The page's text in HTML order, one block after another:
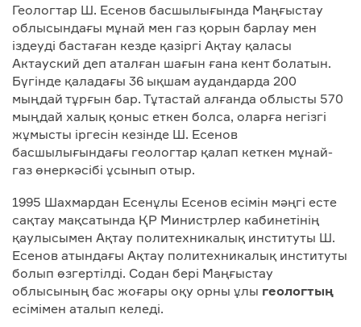
Геологтар Ш. Есенов басшылығында Маңғыстау
облысындағы мұнай мен газ қорын барлау мен
іздеуді бастаған кезде қазіргі Ақтау қаласы
Актауский деп аталған шағын ғана кент болатын.
Бүгінде қаладағы 36 ықшам аудандарда 200
мыңдай тұрғын бар. Тұтастай алғанда облысты 570
мыңдай халық қоныс еткен болса, оларға негізгі
жұмысты іргесін кезінде Ш. Есенов
басшылығындағы геологтар қалап кеткен мұнай-
газ өнеркәсібі ұсынып отыр.
1995 Шахмардан Есенұлы Есенов есімін мәңгі есте
сақтау мақсатында ҚР Министрлер кабинетінің
қаулысымен Ақтау политехникалық институты Ш.
Есенов атындағы Ақтау политехникалық институты
болып өзгертілді. Содан бері Маңғыстау
облысының бас жоғары оқу орны ұлы геологтың
есімімен аталып келеді.